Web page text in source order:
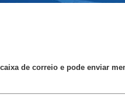
de correio e pode enviar